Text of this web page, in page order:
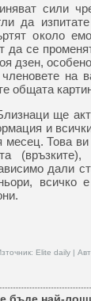
сили
да
около
да се
дзен,
на
общата
ще
и
месец. Това
(връзките),
дали
всичко
Elite daily |